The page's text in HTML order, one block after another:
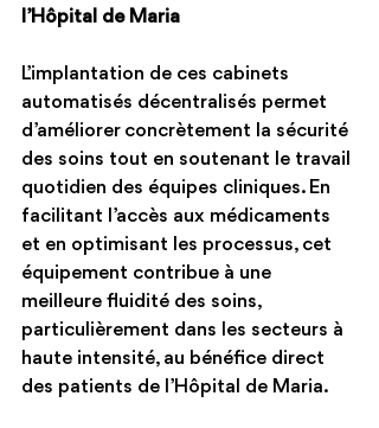
l’Hôpital de Maria
L’implantation de ces cabinets
automatisés décentralisés permet
d’améliorer concrètement la sécurité
des soins tout en soutenant le travail
quotidien des équipes cliniques. En
facilitant l’accès aux médicaments
et en optimisant les processus, cet
équipement contribue à une
meilleure fluidité des soins,
particulièrement dans les secteurs à
haute intensité, au bénéfice direct
des patients de l’Hôpital de Maria.